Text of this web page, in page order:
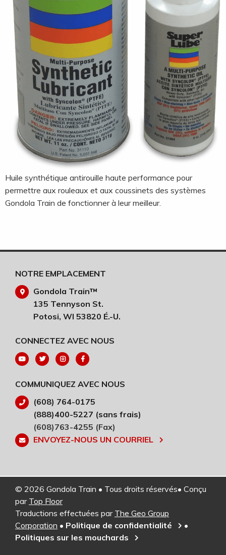
Huile synthétique antirouille haute performance pour
permettre aux rouleaux et aux coussinets des systèmes
Gondola Train de fonctionner à leur meilleur.
NOTRE EMPLACEMENT
Gondola Train™
135 Tennyson St.
Potosi, WI 53820 É.-U.
CONNECTEZ AVEC NOUS
COMMUNIQUEZ AVEC NOUS
(608) 764-0175
(888)400-5227 (sans frais)
(608)763-4255 (Fax)
ENVOYEZ-NOUS UN COURRIEL
© 2026 Gondola Train • Tous droits réservés• Conçu
par Top Floor
Traductions effectuées par The Geo Group
Corporation • Politique de confidentialité
•
Politiques sur les mouchards